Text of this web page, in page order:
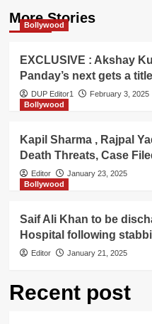
More Stories
Bollywood
EXCLUSIVE : Akshay
Panday’s next gets a
DUP Editor1
February 3, 2025
Bollywood
Kapil Sharma , Rajpal
Death Threats, Case
Editor
January 23, 2025
Bollywood
Saif Ali Khan to be
Hospital following
Editor January 21, 2025
Recent post